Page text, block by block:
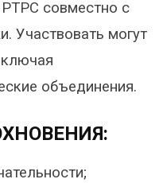
совместно с
могут
объединения.